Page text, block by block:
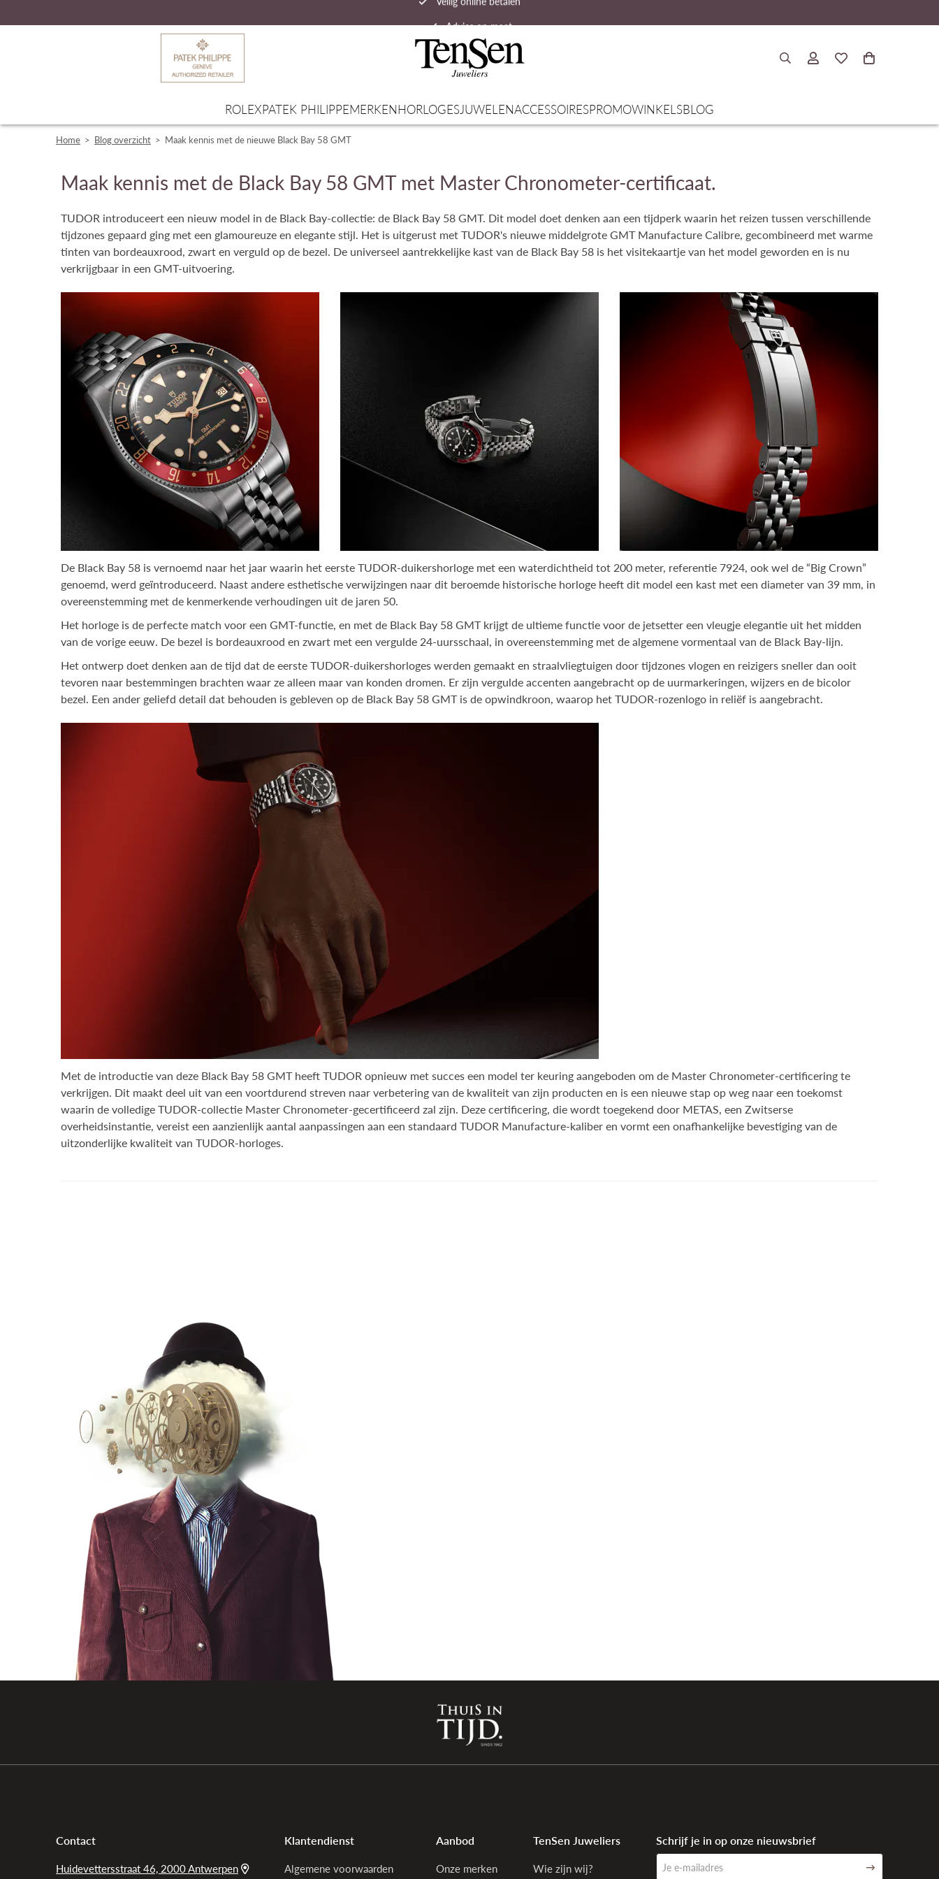
Snelle verzending
ROLEXPATEK PHILIPPEMERKENHORLOGESJUWELENACCESSOIRESPROMOWINKELSBLOG
Home > Blog overzicht > Maak kennis met de nieuwe Black Bay 58 GMT
Maak kennis met de Black Bay 58 GMT met Master Chronometer-certificaat.
TUDOR introduceert een nieuw model in de Black Bay-collectie: de Black Bay 58 GMT. Dit model doet denken aan een tijdperk waarin het reizen tussen verschillende
tijdzones gepaard ging met een glamoureuze en elegante stijl. Het is uitgerust met TUDOR's nieuwe middelgrote GMT Manufacture Calibre, gecombineerd met warme
tinten van bordeauxrood, zwart en verguld op de bezel. De universeel aantrekkelijke kast van de Black Bay 58 is het visitekaartje van het model geworden en is nu
verkrijgbaar in een GMT-uitvoering.
De Black Bay 58 is vernoemd naar het jaar waarin het eerste TUDOR-duikershorloge met een waterdichtheid tot 200 meter, referentie 7924, ook wel de “Big Crown”
genoemd, werd geïntroduceerd. Naast andere esthetische verwijzingen naar dit beroemde historische horloge heeft dit model een kast met een diameter van 39 mm, in
overeenstemming met de kenmerkende verhoudingen uit de jaren 50.
Het horloge is de perfecte match voor een GMT-functie, en met de Black Bay 58 GMT krijgt de ultieme functie voor de jetsetter een vleugje elegantie uit het midden
van de vorige eeuw. De bezel is bordeauxrood en zwart met een vergulde 24-uursschaal, in overeenstemming met de algemene vormentaal van de Black Bay-lijn.
Het ontwerp doet denken aan de tijd dat de eerste TUDOR-duikershorloges werden gemaakt en straalvliegtuigen door tijdzones vlogen en reizigers sneller dan ooit
tevoren naar bestemmingen brachten waar ze alleen maar van konden dromen. Er zijn vergulde accenten aangebracht op de uurmarkeringen, wijzers en de bicolor
bezel. Een ander geliefd detail dat behouden is gebleven op de Black Bay 58 GMT is de opwindkroon, waarop het TUDOR-rozenlogo in reliëf is aangebracht.
Met de introductie van deze Black Bay 58 GMT heeft TUDOR opnieuw met succes een model ter keuring aangeboden om de Master Chronometer-certificering te
verkrijgen. Dit maakt deel uit van een voortdurend streven naar verbetering van de kwaliteit van zijn producten en is een nieuwe stap op weg naar een toekomst
waarin de volledige TUDOR-collectie Master Chronometer-gecertificeerd zal zijn. Deze certificering, die wordt toegekend door METAS, een Zwitserse
overheidsinstantie, vereist een aanzienlijk aantal aanpassingen aan een standaard TUDOR Manufacture-kaliber en vormt een onafhankelijke bevestiging van de
uitzonderlijke kwaliteit van TUDOR-horloges.
Contact
Huidevettersstraat 46, 2000 Antwerpen
Klantendienst
Algemene voorwaarden
Aanbod
Onze merken
TenSen Juweliers
Wie zijn wij?
Schrijf je in op onze nieuwsbrief